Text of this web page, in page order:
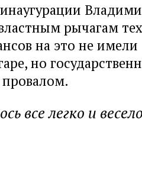
рычагам
на это не
но
все легко и